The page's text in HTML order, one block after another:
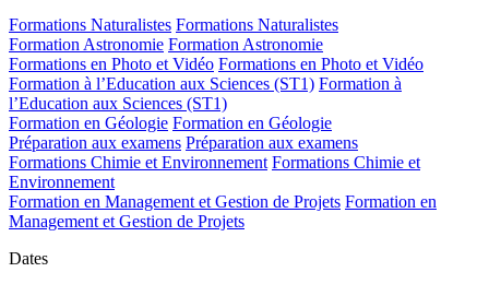
Formations Naturalistes Formations Naturalistes
Formation Astronomie Formation Astronomie
Formations en Photo et Vidéo Formations en Photo et Vidéo
Formation à l’Education aux Sciences (ST1) Formation à
l’Education aux Sciences (ST1)
Formation en Géologie Formation en Géologie
Préparation aux examens Préparation aux examens
Formations Chimie et Environnement Formations Chimie et
Environnement
Formation en Management et Gestion de Projets Formation en
Management et Gestion de Projets
Dates